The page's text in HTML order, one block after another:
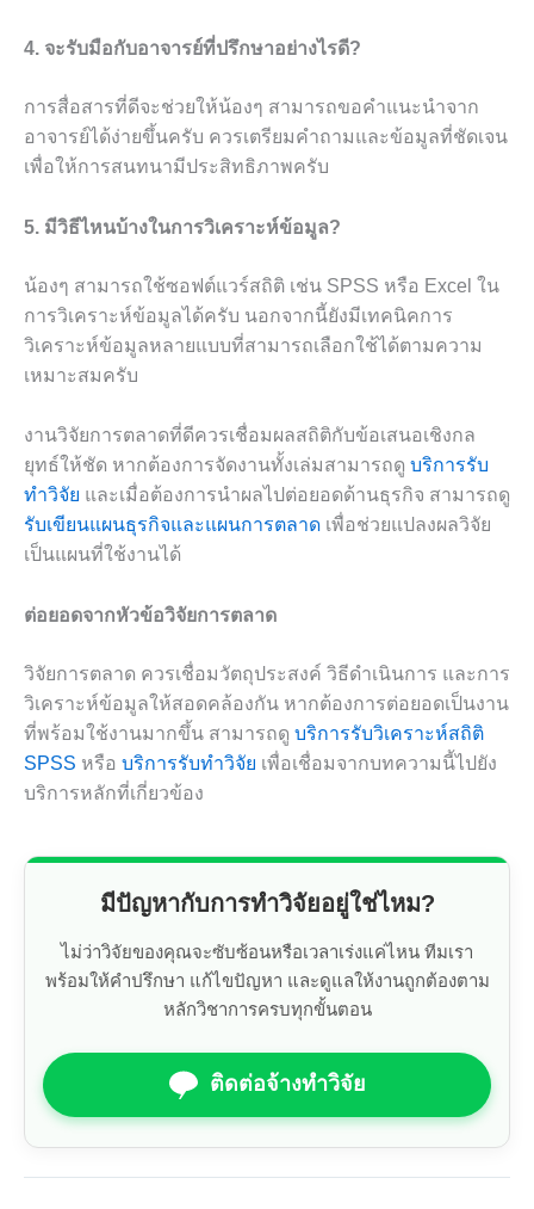
4. จะรับมือกับอาจารย์ที่ปรึกษาอย่างไรดี?
การสื่อสารที่ดีจะช่วยให้น้องๆ สามารถขอคำแนะนำจาก
อาจารย์ได้ง่ายขึ้นครับ ควรเตรียมคำถามและข้อมูลที่ชัดเจน
เพื่อให้การสนทนามีประสิทธิภาพครับ
5. มีวิธีไหนบ้างในการวิเคราะห์ข้อมูล?
น้องๆ สามารถใช้ซอฟต์แวร์สถิติ เช่น SPSS หรือ Excel ใน
การวิเคราะห์ข้อมูลได้ครับ นอกจากนี้ยังมีเทคนิคการ
วิเคราะห์ข้อมูลหลายแบบที่สามารถเลือกใช้ได้ตามความ
เหมาะสมครับ
งานวิจัยการตลาดที่ดีควรเชื่อมผลสถิติกับข้อเสนอเชิงกล
ยุทธ์ให้ชัด หากต้องการจัดงานทั้งเล่มสามารถดู บริการรับ
ทำวิจัย และเมื่อต้องการนำผลไปต่อยอดด้านธุรกิจ สามารถดู
รับเขียนแผนธุรกิจและแผนการตลาด เพื่อช่วยแปลงผลวิจัย
เป็นแผนที่ใช้งานได้
ต่อยอดจากหัวข้อวิจัยการตลาด
วิจัยการตลาด ควรเชื่อมวัตถุประสงค์ วิธีดำเนินการ และการ
วิเคราะห์ข้อมูลให้สอดคล้องกัน หากต้องการต่อยอดเป็นงาน
ที่พร้อมใช้งานมากขึ้น สามารถดู บริการรับวิเคราะห์สถิติ
SPSS หรือ บริการรับทำวิจัย เพื่อเชื่อมจากบทความนี้ไปยัง
บริการหลักที่เกี่ยวข้อง
มีปัญหากับการทำวิจัยอยู่ใช่ไหม?
ไม่ว่าวิจัยของคุณจะซับซ้อนหรือเวลาเร่งแค่ไหน ทีมเรา
พร้อมให้คำปรึกษา แก้ไขปัญหา และดูแลให้งานถูกต้องตาม
หลักวิชาการครบทุกขั้นตอน
ติดต่อจ้างทำวิจัย